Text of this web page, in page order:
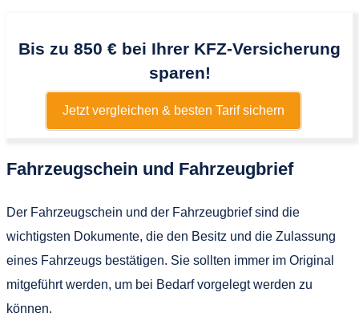
Bis zu 850 € bei Ihrer KFZ-Versicherung
sparen!
Jetzt vergleichen & besten Tarif sichern
Fahrzeugschein und Fahrzeugbrief
Der Fahrzeugschein und der Fahrzeugbrief sind die
wichtigsten Dokumente, die den Besitz und die Zulassung
eines Fahrzeugs bestätigen. Sie sollten immer im Original
mitgeführt werden, um bei Bedarf vorgelegt werden zu
können.